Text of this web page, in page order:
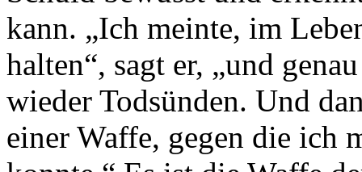
kann. „Ich meinte, im
halten“, sagt er, „und
wieder Todsünden. Und
einer Waffe, gegen die ich